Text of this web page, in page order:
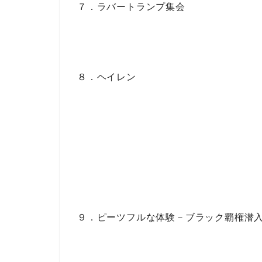
７．ラバートランプ集会
８．ヘイレン
９．ピーツフルな体験－ブラック覇権潜